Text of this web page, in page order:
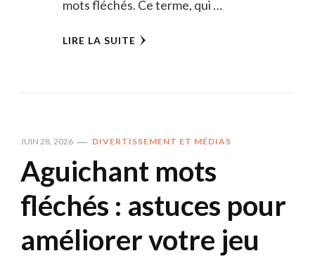
mots fléchés. Ce terme, qui …
LIRE LA SUITE
JUIN 28, 2026 DIVERTISSEMENT ET MÉDIAS
Aguichant mots
fléchés : astuces pour
améliorer votre jeu